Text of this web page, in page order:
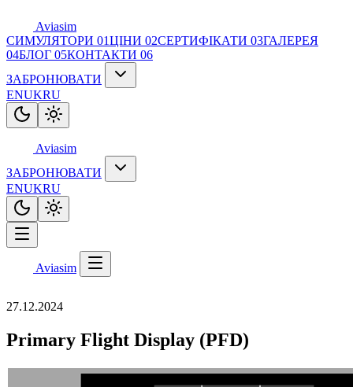
Aviasim
СИМУЛЯТОРИ 01ЦІНИ 02СЕРТИФІКАТИ 03ГАЛЕРЕЯ
04БЛОГ 05КОНТАКТИ 06
ЗАБРОНЮВАТИ
ENUKRU
Aviasim
ЗАБРОНЮВАТИ
ENUKRU
Aviasim
27.12.2024
Primary Flight Display (PFD)